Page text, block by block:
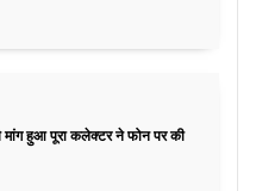
मांग हुआ पूरा कलेक्टर ने फोन पर की